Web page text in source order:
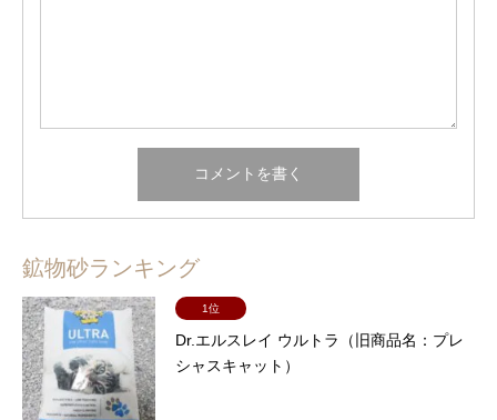
鉱物砂ランキング
1位
Dr.エルスレイ ウルトラ（旧商品名：プレ
シャスキャット）